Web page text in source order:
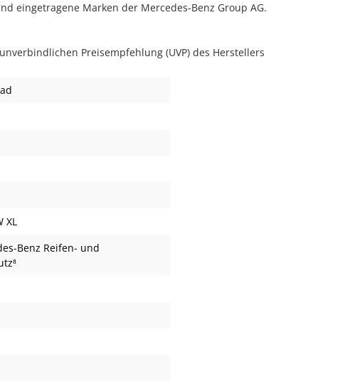
eingetragene Marken der Mercedes-Benz Group AG.
Preisempfehlung (UVP) des Herstellers
XL
Benz Reifen- und